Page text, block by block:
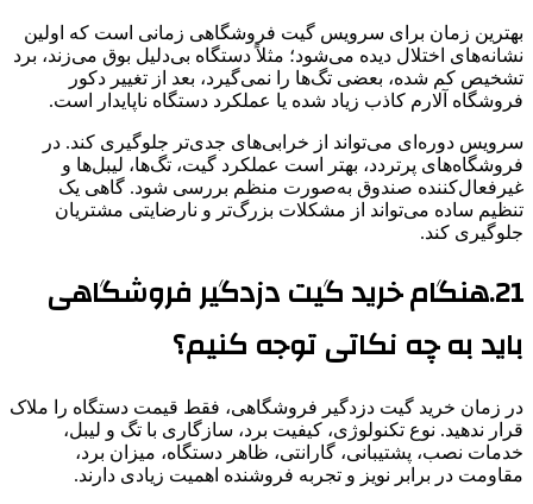
بهترین زمان برای سرویس گیت فروشگاهی زمانی است که اولین
نشانه‌های اختلال دیده می‌شود؛ مثلاً دستگاه بی‌دلیل بوق می‌زند، برد
تشخیص کم شده، بعضی تگ‌ها را نمی‌گیرد، بعد از تغییر دکور
فروشگاه آلارم کاذب زیاد شده یا عملکرد دستگاه ناپایدار است.
سرویس دوره‌ای می‌تواند از خرابی‌های جدی‌تر جلوگیری کند. در
فروشگاه‌های پرتردد، بهتر است عملکرد گیت، تگ‌ها، لیبل‌ها و
غیرفعال‌کننده صندوق به‌صورت منظم بررسی شود. گاهی یک
تنظیم ساده می‌تواند از مشکلات بزرگ‌تر و نارضایتی مشتریان
جلوگیری کند.
21.هنگام خرید گیت دزدگیر فروشگاهی
باید به چه نکاتی توجه کنیم؟
در زمان خرید گیت دزدگیر فروشگاهی، فقط قیمت دستگاه را ملاک
قرار ندهید. نوع تکنولوژی، کیفیت برد، سازگاری با تگ و لیبل،
خدمات نصب، پشتیبانی، گارانتی، ظاهر دستگاه، میزان برد،
مقاومت در برابر نویز و تجربه فروشنده اهمیت زیادی دارند.